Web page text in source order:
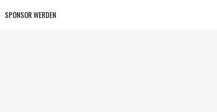
SPONSOR WERDEN